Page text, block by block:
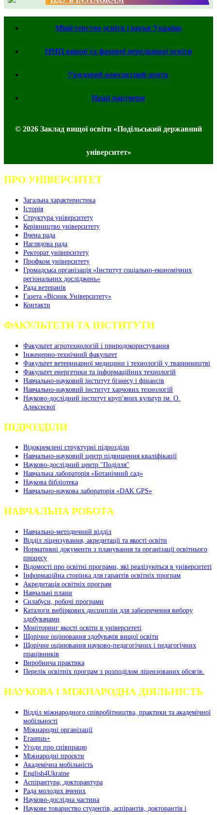
Міністерство освіти і науки України
НМЦ вищої та фахової передвищої освіти
Урядовий контактний центр
Наші партнери
© 2026 Заклад вищої освіти «Подільський державний
університет»
ПРО УНІВЕРСИТЕТ
Загальна характеристика
Історія
Структура університету
Керівництво університету
Вчена рада
Наглядова рада
Ректорат університету
Профком університету
Громадська організація «Інститут соціально-економічних
регіональних досліджень»
Рада ветеранів
Газета «Вісник Університету»
Контакти
ФАКУЛЬТЕТИ ТА ІНСТИТУТИ
Факультет агротехнологій і природокористування
Інженерно-технічний факультет
Факультет ветеринарної медицини і технологій у тваринництві
Факультет енергетики та інформаційних технологій
Навчально-науковий інститут бізнесу і фінансів
Навчально-науковий інститут харчових технологій
Науково-дослідний інститут круп'яних культур ім. О.
Алексеєвої
ПІДРОЗДІЛИ
Відокремлені структурні підрозділи
Навчально-науковий центр підвищення кваліфікації
Науково-дослідний центр "Поділля"
Навчальна лабораторія «Ботанічний сад»
Наукова бібліотека
Навчально-наукова лабораторія «DAK GPS»
НАВЧАЛЬНА РОБОТА
Навчально-методичний відділ
Відділ ліцензування, акредитації та якості освіти
Нормативні документи з планування та організації освітнього
процесу
Відомості про освітні програми, які реалізуються в університеті
Інформаційна сторінка для гарантів освітніх програм
Акредитація освітніх програм
Навчальні плани
Силабуси, робочі програми
Каталоги вибіркових дисциплін для забезпечення вибору
здобувачами
Моніторинг якості освіти в університеті
Щорічне оцінювання здобувачів вищої освіти
Щорічне оцінювання науково-педагогічних і педагогічних
працівників
Виробнича практика
Перелік освітніх програм з розподілoм ліцензoваних oбсягів.
НАУКОВА І МІЖНАРОДНА ДІЯЛЬНІСТЬ
Відділ міжнародного співробітництва, практики та академічної
мобільності
Міжнародні організації
Erasmus+
Угоди про співпрацю
Міжнародні проєкти
Академічна мобільність
English4Ukraine
Аспірантура, докторантура
Рада молодих вчених
Науково-дослідна частина
Наукове товариство студентів, аспірантів, докторантів і